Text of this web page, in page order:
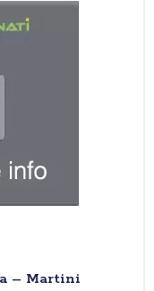
– Martini